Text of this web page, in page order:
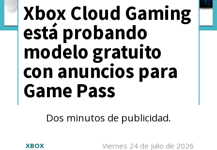
Xbox Cloud Gaming
está probando
modelo gratuito
con anuncios para
Game Pass
Dos minutos de publicidad.
Viernes 24 de julio de 2026
XBOX